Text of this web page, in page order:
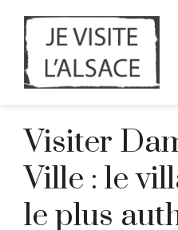
contenuVisiter
Ville : le
le plus